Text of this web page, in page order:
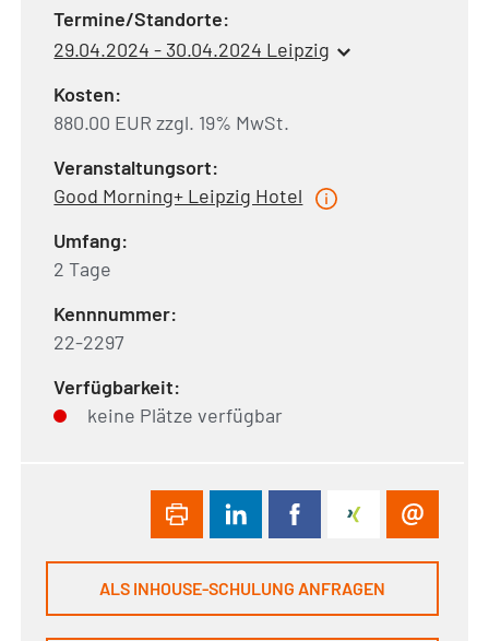
Termine/Standorte:
29.04.2024 - 30.04.2024 Leipzig
Kosten:
880.00 EUR zzgl. 19% MwSt.
Veranstaltungsort:
Good Morning+ Leipzig Hotel
Umfang:
2 Tage
Kennnummer:
22-2297
Verfügbarkeit:
keine Plätze verfügbar
ALS INHOUSE-SCHULUNG ANFRAGEN